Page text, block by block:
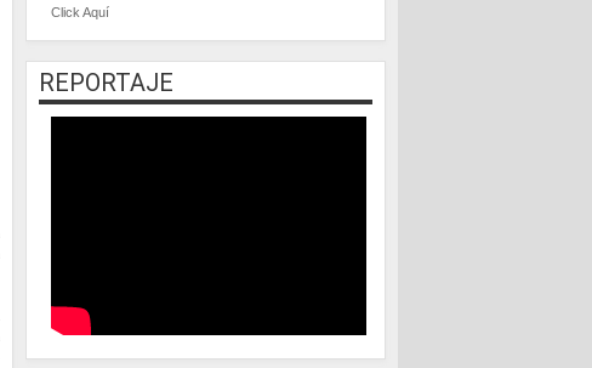
Click Aquí
REPORTAJE